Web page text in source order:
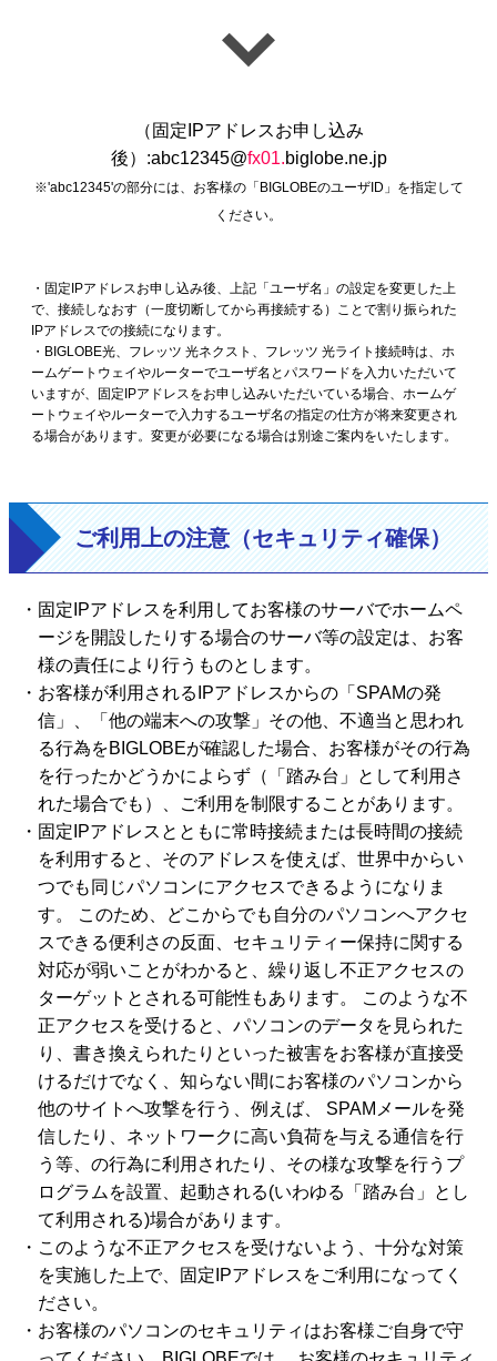
（固定IPアドレスお申し込み
後）:abc12345@fx01.biglobe.ne.jp
※'abc12345'の部分には、お客様の「BIGLOBEのユーザID」を指定して
ください。
・固定IPアドレスお申し込み後、上記「ユーザ名」の設定を変更した上
で、接続しなおす（一度切断してから再接続する）ことで割り振られた
IPアドレスでの接続になります。
・BIGLOBE光、フレッツ 光ネクスト、フレッツ 光ライト接続時は、ホ
ームゲートウェイやルーターでユーザ名とパスワードを入力いただいて
いますが、固定IPアドレスをお申し込みいただいている場合、ホームゲ
ートウェイやルーターで入力するユーザ名の指定の仕方が将来変更され
る場合があります。変更が必要になる場合は別途ご案内をいたします。
ご利用上の注意（セキュリティ確保）
固定IPアドレスを利用してお客様のサーバでホームペ
ージを開設したりする場合のサーバ等の設定は、お客
様の責任により行うものとします。
お客様が利用されるIPアドレスからの「SPAMの発
信」、「他の端末への攻撃」その他、不適当と思われ
る行為をBIGLOBEが確認した場合、お客様がその行為
を行ったかどうかによらず（「踏み台」として利用さ
れた場合でも）、ご利用を制限することがあります。
固定IPアドレスとともに常時接続または長時間の接続
を利用すると、そのアドレスを使えば、世界中からい
つでも同じパソコンにアクセスできるようになりま
す。 このため、どこからでも自分のパソコンへアクセ
スできる便利さの反面、セキュリティー保持に関する
対応が弱いことがわかると、繰り返し不正アクセスの
ターゲットとされる可能性もあります。 このような不
正アクセスを受けると、パソコンのデータを見られた
り、書き換えられたりといった被害をお客様が直接受
けるだけでなく、知らない間にお客様のパソコンから
他のサイトへ攻撃を行う、例えば、 SPAMメールを発
信したり、ネットワークに高い負荷を与える通信を行
う等、の行為に利用されたり、その様な攻撃を行うプ
ログラムを設置、起動される(いわゆる「踏み台」とし
て利用される)場合があります。
このような不正アクセスを受けないよう、十分な対策
を実施した上で、固定IPアドレスをご利用になってく
ださい。
お客様のパソコンのセキュリティはお客様ご自身で守